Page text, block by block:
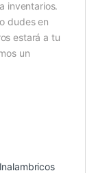
inventarios.
dudes en
estará a tu
un
Inalambricos